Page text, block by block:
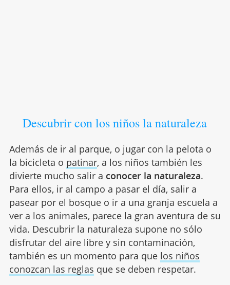
Descubrir con los niños la naturaleza
Además de ir al parque, o jugar con la pelota o
la bicicleta o patinar, a los niños también les
divierte mucho salir a conocer la naturaleza.
Para ellos, ir al campo a pasar el día, salir a
pasear por el bosque o ir a una granja escuela a
ver a los animales, parece la gran aventura de su
vida. Descubrir la naturaleza supone no sólo
disfrutar del aire libre y sin contaminación,
también es un momento para que los niños
conozcan las reglas que se deben respetar.